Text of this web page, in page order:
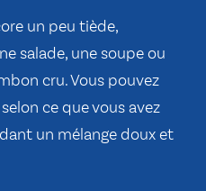
un peu tiède,
salade, une soupe ou
cru. Vous pouvez
ce que vous avez
un mélange doux et